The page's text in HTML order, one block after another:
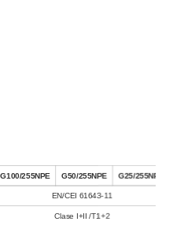
G100/255NPE G50/255NPE G25/255NPE
EN/CEI 61643-11
Clase I+II /T1+2